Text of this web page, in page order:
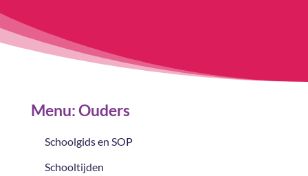
Menu: Ouders
Schoolgids en SOP
Schooltijden